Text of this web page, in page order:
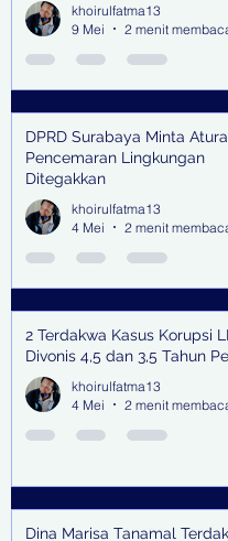
khoirulfatma13
9 Mei
2 menit
DPRD Surabaya Minta
Pencemaran Lingkungan
Ditegakkan
khoirulfatma13
4 Mei
2 menit
2 Terdakwa Kasus Korupsi
Divonis 4,5 dan 3,5 Tahun
khoirulfatma13
4 Mei
2 menit
Dina Marisa Tanamal